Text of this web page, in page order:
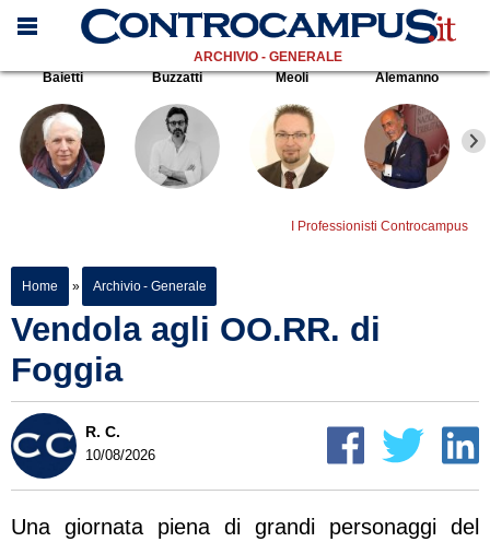
ARCHIVIO - GENERALE
Baietti
Buzzatti Meoli Alemanno
I Professionisti Controcampus
Home » Archivio - Generale
Vendola agli OO.RR. di
Foggia
R. C.
10/08/2026
Una giornata piena di grandi personaggi del